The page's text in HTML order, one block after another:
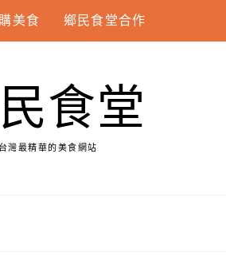
美食 鄉民食堂合作
食堂
台灣最精華的美食網站